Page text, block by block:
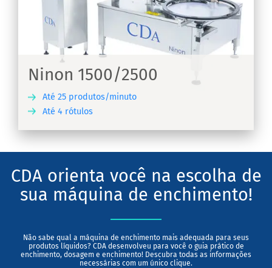
Ninon 1500/2500
Até 25 produtos/minuto
Até 4 rótulos
CDA orienta você na escolha de
sua máquina de enchimento!
Não sabe qual a máquina de enchimento mais adequada para seus
produtos líquidos? CDA desenvolveu para você o guia prático de
enchimento, dosagem e enchimento! Descubra todas as informações
necessárias com um único clique.